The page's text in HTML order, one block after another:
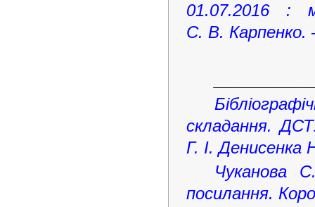
01.07.2016 :
С. В. Карпенко.
складання.
Г. І. Денисенка
Чуканова
посилання.